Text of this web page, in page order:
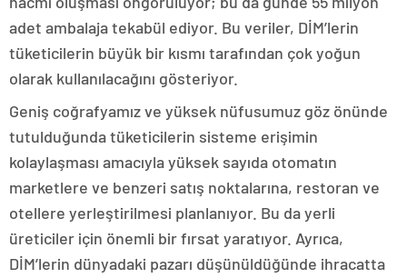
adet ambalaja tekabül ediyor. Bu veriler, DİM’lerin
tüketicilerin büyük bir kısmı tarafından çok yoğun
olarak kullanılacağını gösteriyor.
Geniş coğrafyamız ve yüksek nüfusumuz göz önünde
tutulduğunda tüketicilerin sisteme erişimin
kolaylaşması amacıyla yüksek sayıda otomatın
marketlere ve benzeri satış noktalarına, restoran ve
otellere yerleştirilmesi planlanıyor. Bu da yerli
üreticiler için önemli bir fırsat yaratıyor. Ayrıca,
DİM’lerin dünyadaki pazarı düşünüldüğünde ihracatta